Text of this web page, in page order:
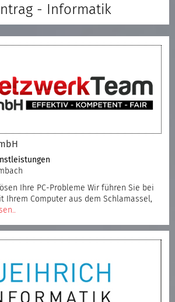
- Informatik
Ihre PC-Probleme Wir führen Sie bei
Ihrem Computer aus dem Schlamassel,